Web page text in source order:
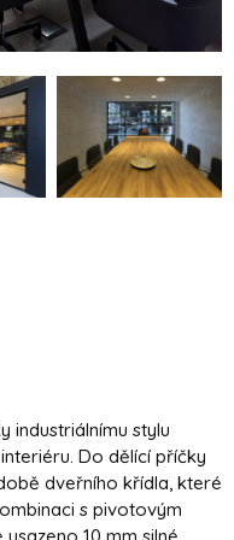
industriálnímu stylu
Do dělící příčky
dveřního křídla, které
s pivotovým